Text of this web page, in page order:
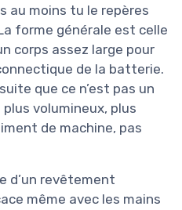
au moins tu le repères
forme générale est celle
corps assez large pour
de la batterie.
que ce n’est pas un
volumineux, plus
de machine, pas
d’un revêtement
même avec les mains